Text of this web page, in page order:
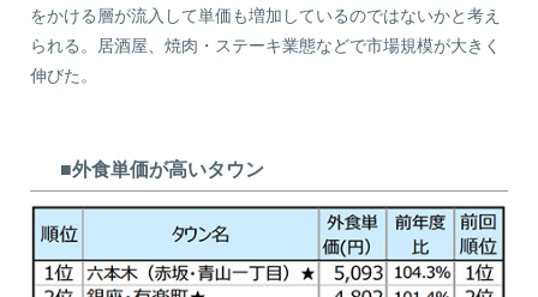
をかける層が流入して単価も増加しているのではないかと考え
られる。居酒屋、焼肉・ステーキ業態などで市場規模が大きく
伸びた。
■外食単価が高いタウン